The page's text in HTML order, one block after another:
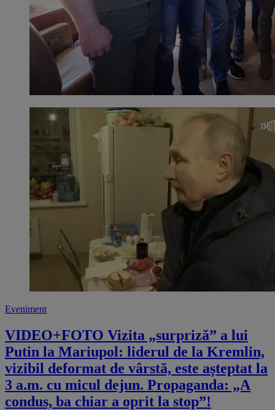
Eveniment
VIDEO+FOTO Vizita „surpriză” a lui
Putin la Mariupol: liderul de la Kremlin,
vizibil deformat de vârstă, este așteptat la
3 a.m. cu micul dejun. Propaganda: „A
condus, ba chiar a oprit la stop”!